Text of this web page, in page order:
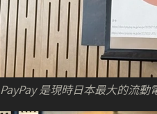
PayPay 是現時日本最大的流